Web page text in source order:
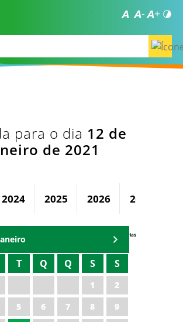
para o dia 12 de
de 2021
2024 2025 2026 2027
Agenda Secretárias
T Q Q S S
1
2
5 6 7 8
9